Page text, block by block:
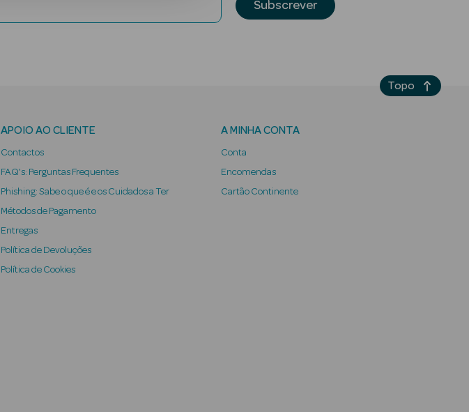
Subscrever
APOIO AO CLIENTE
Contactos
FAQ's: Perguntas Frequentes
Phishing: Sabe o que é e os Cuidados a Ter
Métodos de Pagamento
Entregas
Política de Devoluções
Política de Cookies
A MINHA CONTA
Conta
Encomendas
Cartão Continente
Topo